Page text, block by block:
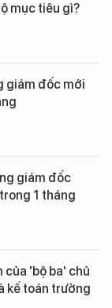
mục tiêu gì?
giám đốc mới
giám đốc
1 tháng
của 'bộ ba' chủ
kế toán trưởng